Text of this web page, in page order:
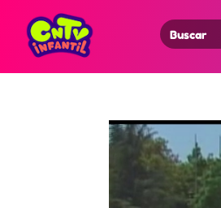
Search
for: